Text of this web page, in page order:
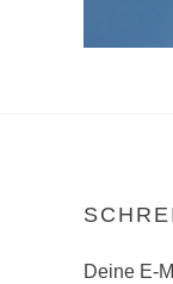
Deine E-